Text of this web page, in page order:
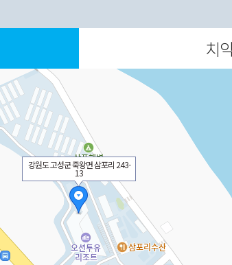
치
강원도 고성군 죽왕면 삼포리 243-
13
강원도 횡성군 우천면 오원리 539-
1
강원도 속초시 노학동 746-68번지
강원도 강릉시 주문진읍 주문로 59
경기도 평택시 포승읍 평택항로
184번길 3-10
전북 남원시 장승안길 2-9
강원 양양군 강현면 일출로 43-8
제주 서귀포시 김정문화로 15